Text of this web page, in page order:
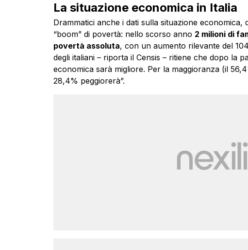
La situazione economica in Italia
Drammatici anche i dati sulla situazione
“boom” di povertà: nello scorso anno 2 milioni di
povertà assoluta, con un aumento rilevante del
degli italiani – riporta il Censis – ritiene che dopo la
economica sarà migliore. Per la maggioranza (il
28,4% peggiorerà”.